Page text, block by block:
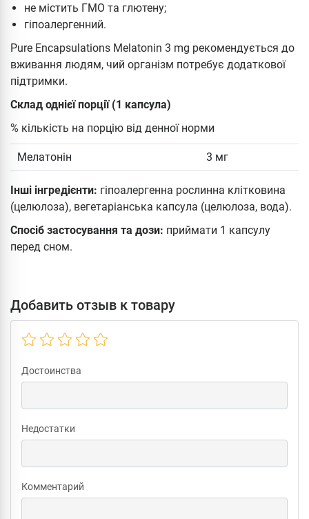
не містить ГМО та глютену;
гіпоалергенний.
Pure Encapsulations Melatonin 3 mg рекомендується до
вживання людям, чий організм потребує додаткової
підтримки.
Склад однієї порції (1 капсула)
% кількість на порцію від денної норми
Мелатонін 3 мг
Інші інгредієнти: гіпоалергенна рослинна клітковина
(целюлоза), вегетаріанська капсула (целюлоза, вода).
Спосіб застосування та дози: приймати 1 капсулу
перед сном.
Добавить отзыв к товару
Достоинства
Недостатки
Комментарий